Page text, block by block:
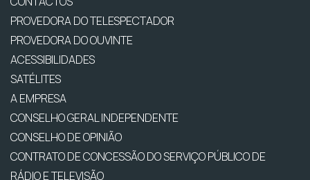
PROVEDORA DO TELESPECTADOR
PROVEDORA DO OUVINTE
ACESSIBILIDADES
SATÉLITES
A EMPRESA
CONSELHO GERAL INDEPENDENTE
CONSELHO DE OPINIÃO
CONTRATO DE CONCESSÃO DO SERVIÇO PÚBLICO DE
RÁDIO E TELEVISÃO